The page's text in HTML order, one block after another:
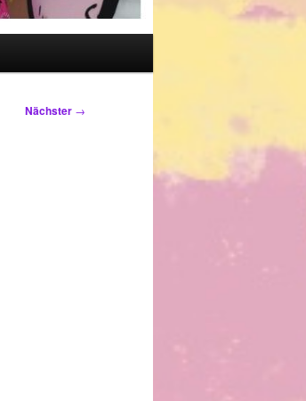
Nächster →